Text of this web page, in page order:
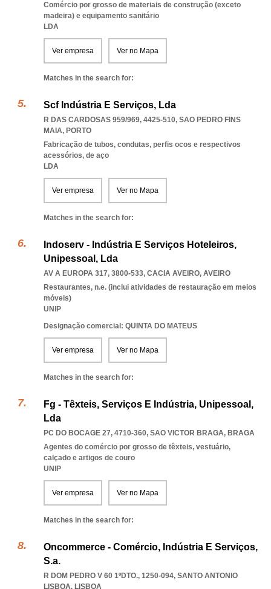
Comércio por grosso de materiais de construção (exceto
madeira) e equipamento sanitário
LDA
Ver empresa Ver no Mapa
Matches in the search for:
Scf Indústria E Serviços, Lda
R DAS CARDOSAS 959/969, 4425-510, SAO PEDRO FINS
MAIA, PORTO
Fabricação de tubos, condutas, perfis ocos e respectivos
acessórios, de aço
LDA
Ver empresa Ver no Mapa
Matches in the search for:
Indoserv - Indústria E Serviços Hoteleiros,
Unipessoal, Lda
AV A EUROPA 317, 3800-533, CACIA AVEIRO, AVEIRO
Restaurantes, n.e. (inclui atividades de restauração em meios
móveis)
UNIP
Designação comercial: QUINTA DO MATEUS
Ver empresa Ver no Mapa
Matches in the search for:
Fg - Têxteis, Serviços E Indústria, Unipessoal,
Lda
PC DO BOCAGE 27, 4710-360, SAO VICTOR BRAGA, BRAGA
Agentes do comércio por grosso de têxteis, vestuário,
calçado e artigos de couro
UNIP
Ver empresa Ver no Mapa
Matches in the search for:
Oncommerce - Comércio, Indústria E Serviços,
S.a.
R DOM PEDRO V 60 1ºDTO., 1250-094, SANTO ANTONIO
LISBOA, LISBOA